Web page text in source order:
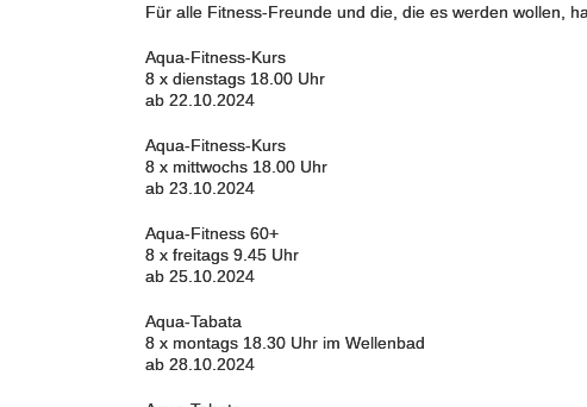
Für alle Fitness-Freunde und die, die es werden wollen,
Aqua-Fitness-Kurs
8 x dienstags 18.00 Uhr
ab 22.10.2024
Aqua-Fitness-Kurs
8 x mittwochs 18.00 Uhr
ab 23.10.2024
Aqua-Fitness 60+
8 x freitags 9.45 Uhr
ab 25.10.2024
Aqua-Tabata
8 x montags 18.30 Uhr im Wellenbad
ab 28.10.2024